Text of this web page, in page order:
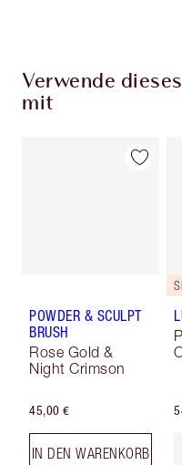
Verwende
mit
POWDER & SCULPT
BRUSH
Rose Gold &
Night Crimson
45,00 €
IN DEN WARENKORB